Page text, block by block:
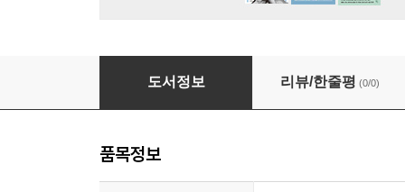
수업에 바로 쓰는 고전 토론 길잡이
도서정보 리뷰/한줄평 (0/0)
품목정보